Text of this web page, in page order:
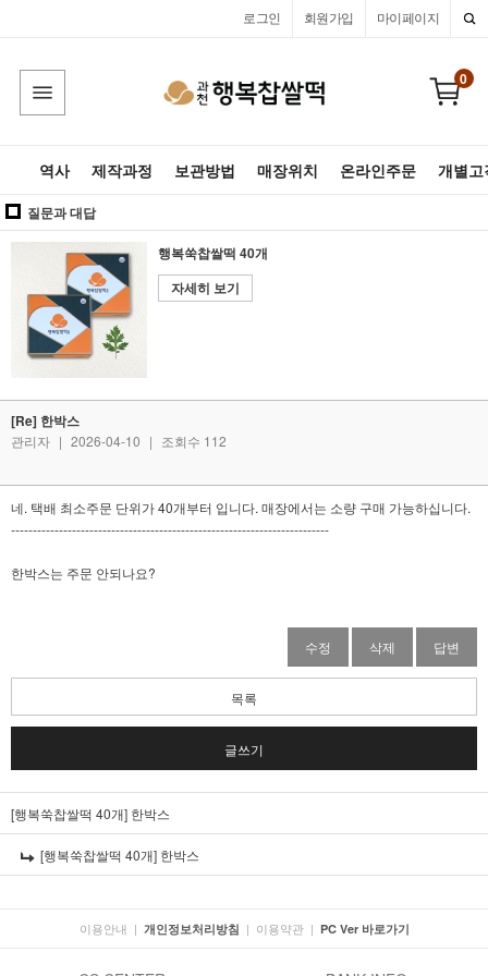
마이페이지
회원가입
로그인
0
역사 제작과정 보관방법 매장위치 온라인주문 개별
질문과 대답
행복쑥찹쌀떡 40개
자세히 보기
[Re] 한박스
관리자 | 2026-04-10 | 조회수 112
네. 택배 최소주문 단위가 40개부터 입니다. 매장에서는 소량 구매 가능하십니다.
-------------------------------------------------------------------------
한박스는 주문 안되나요?
수정 삭제 답변
목록
글쓰기
[행복쑥찹쌀떡 40개] 한박스
[행복쑥찹쌀떡 40개] 한박스
이용안내 | 개인정보처리방침 | 이용약관 | PC Ver 바로가기